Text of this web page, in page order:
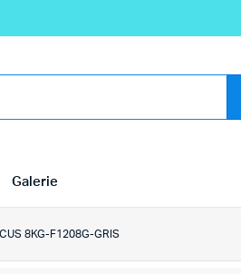
Galerie
8KG-F1208G-GRIS